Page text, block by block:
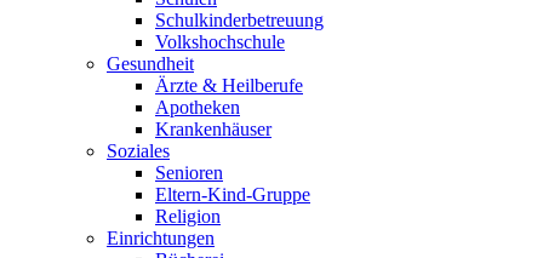
Schulkinderbetreuung
Volkshochschule
Gesundheit
Ärzte & Heilberufe
Apotheken
Krankenhäuser
Soziales
Senioren
Eltern-Kind-Gruppe
Religion
Einrichtungen